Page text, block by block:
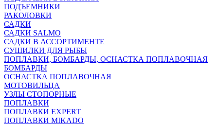
ПОДЪЕМНИКИ
РАКОЛОВКИ
САДКИ
САДКИ SALMO
САДКИ В АССОРТИМЕНТЕ
СУШИЛКИ ДЛЯ РЫБЫ
ПОПЛАВКИ, БОМБАРДЫ, ОСНАСТКА ПОПЛАВОЧНАЯ
БОМБАРДЫ
ОСНАСТКА ПОПЛАВОЧНАЯ
МОТОВИЛЬЦА
УЗЛЫ СТОПОРНЫЕ
ПОПЛАВКИ
ПОПЛАВКИ EXPERT
ПОПЛАВКИ MIKADO